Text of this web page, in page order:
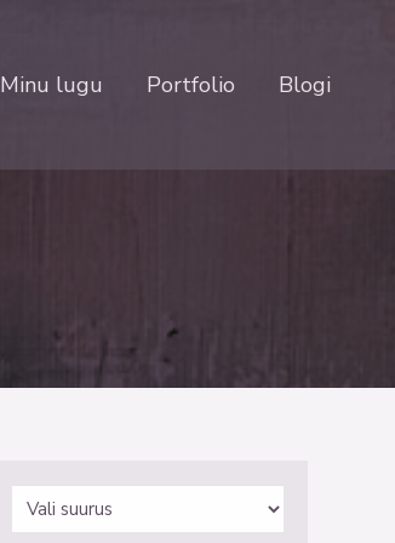
Minu lugu Portfolio Blogi